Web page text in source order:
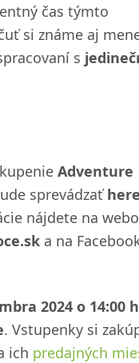
čas týmto
si známe aj
s
Adventure
sprevádzať
nájdete na
a na
2024 o 14:00
. Vstupenky si
ich predajných